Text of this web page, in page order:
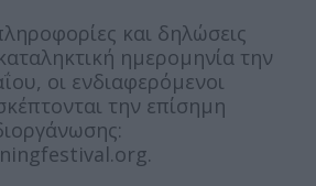
και δηλώσεις
ημερομηνία την
οι ενδιαφερόμενοι
την επίσημη